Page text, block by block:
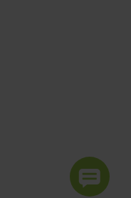
par les systèmes d'IA à des fins